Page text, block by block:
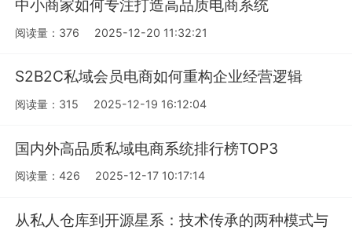
中小商家如何专注打造高品质电商系统
阅读量：376 2025-12-20 11:32:21
S2B2C私域会员电商如何重构企业经营逻辑
阅读量：315 2025-12-19 16:12:04
国内外高品质私域电商系统排行榜TOP3
阅读量：426 2025-12-17 10:17:14
从私人仓库到开源星系：技术传承的两种模式与